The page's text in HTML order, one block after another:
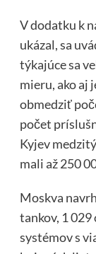
V dodatku k
ukázal, sa
týkajúce sa
mieru, ako aj
obmedziť
počet
Kyjev
mali až 250
Moskva
tankov, 1
systémov s